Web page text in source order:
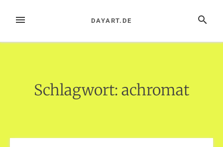
InhaltMENÜ SUCHE
DAYART.DE
Schlagwort: achromat